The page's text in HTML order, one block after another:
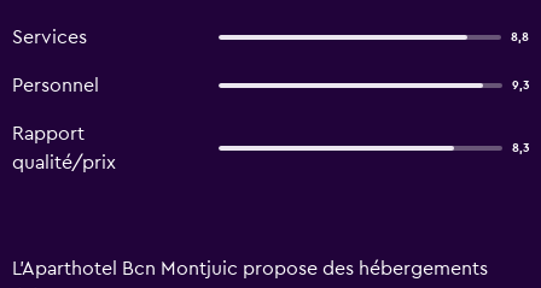
Services 8,8
Personnel 9,3
Rapport
qualité/prix
8,3
L'Aparthotel Bcn Montjuic propose des hébergements